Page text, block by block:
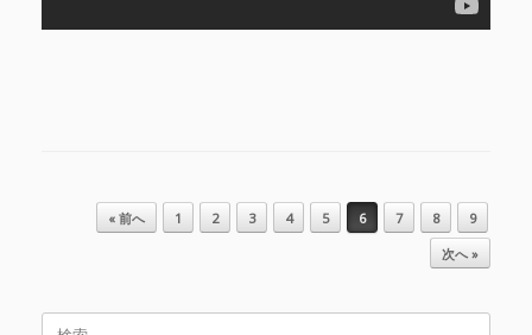
投稿ナビゲーション
« 前へ 1 2 3 4 5 6 7 8
9
次へ »
検